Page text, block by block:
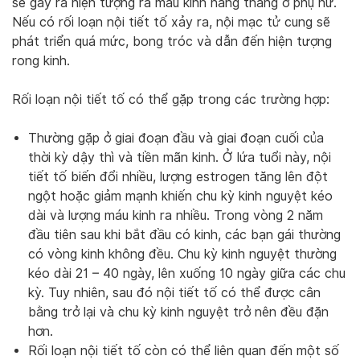
sẽ gây ra hiện tượng ra máu kinh hằng tháng ở phụ nữ.
Nếu có rối loạn nội tiết tố xảy ra, nội mạc tử cung sẽ
phát triển quá mức, bong tróc và dẫn đến hiện tượng
rong kinh.
Rối loạn nội tiết tố có thể gặp trong các trường hợp:
Thường gặp ở giai đoạn đầu và giai đoạn cuối của
thời kỳ dậy thì và tiền mãn kinh. Ở lứa tuổi này, nội
tiết tố biến đổi nhiều, lượng estrogen tăng lên đột
ngột hoặc giảm mạnh khiến chu kỳ kinh nguyệt kéo
dài và lượng máu kinh ra nhiều. Trong vòng 2 năm
đầu tiên sau khi bắt đầu có kinh, các bạn gái thường
có vòng kinh không đều. Chu kỳ kinh nguyệt thường
kéo dài 21 – 40 ngày, lên xuống 10 ngày giữa các chu
kỳ. Tuy nhiên, sau đó nội tiết tố có thể được cân
bằng trở lại và chu kỳ kinh nguyệt trở nên đều đặn
hơn.
Rối loạn nội tiết tố còn có thể liên quan đến một số